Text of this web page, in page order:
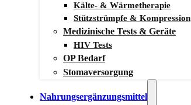
Kälte- & Wärmetherapie
Stützstrümpfe & Kompression
Medizinische Tests & Geräte
HIV Tests
OP Bedarf
Stomaversorgung
Nahrungsergänzungsmittel